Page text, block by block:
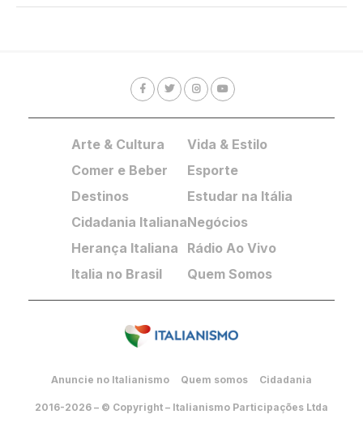
Arte & Cultura
Comer e Beber
Destinos
Cidadania Italiana
Herança Italiana
Italia no Brasil
Vida & Estilo
Esporte
Estudar na Itália
Negócios
Rádio Ao Vivo
Quem Somos
Anuncie no Italianismo Quem somos Cidadania
2016-2026 – © Copyright – Italianismo Participações Ltda